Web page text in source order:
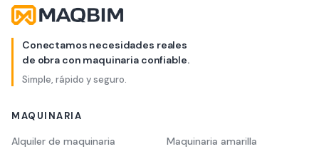
Conectamos necesidades reales
de obra con maquinaria confiable.
Simple, rápido y seguro.
MAQUINARIA
Alquiler de maquinaria
Maquinaria amarilla